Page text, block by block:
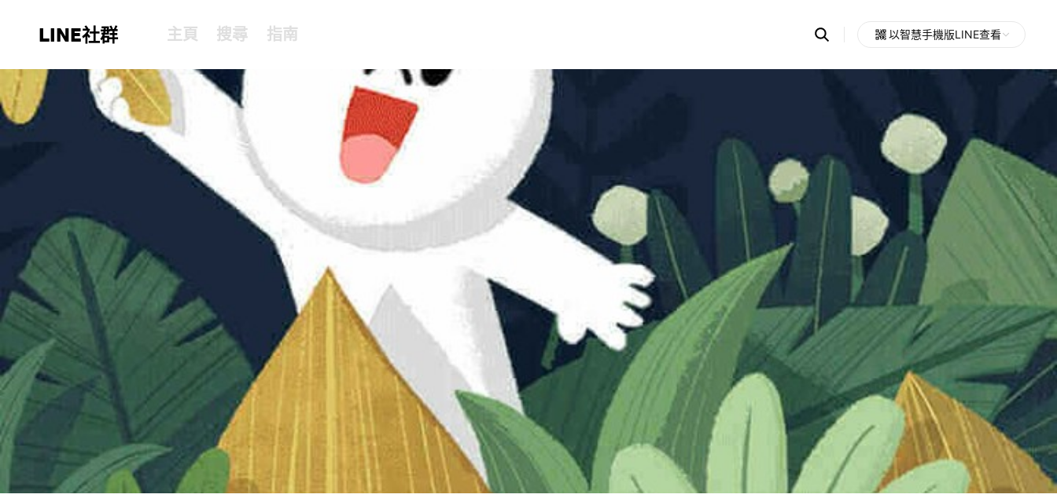
LINE社群 主頁 搜尋 指南 Search
OpenChats
messages
search
以智慧手機版LINE查看